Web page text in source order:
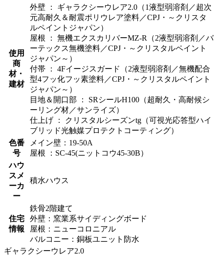
使用
商
材・
建材
外壁 ： ギャラクシーウレア2.0（1液型弱溶剤／超次
元高耐久＆耐震ポリウレア塗料／CPJ・～クリスタ
ルペイントジャパン）
屋根 ： 無機エクスカリバーMZ-R（2液型弱溶剤／バ
ーテックス無機塗料／CPJ・～クリスタルペイント
ジャパン～）
付帯 ： 4Fイージスガード（2液型弱溶剤／無機配合
型4フッ化フッ素塗料／CPJ・～クリスタルペイント
ジャパン～）
目地＆開口部 ： SRシールH100（超耐久・高耐候シ
ーリング材／サンライズ）
仕上げ ： クリスタルシーズンtg（可視光応答型ハイ
ブリッド光触媒プロテクトコーティング）
色番
号
メイン壁：19-50A
屋根 ：SC-45(ニットコウ45-30B）
ハウ
スメ
ーカ
ー
積水ハウス
住宅
情報
鉄骨2階建て
外壁：窯業系サイディングボード
屋根：ニューコロニアル
バルコニー：銅板ユニット防水
ギャラクシーウレア2.0